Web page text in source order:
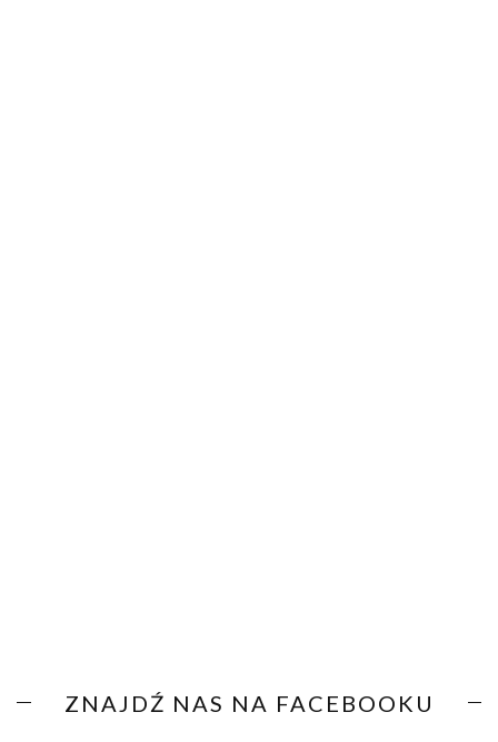
ZNAJDŹ NAS NA FACEBOOKU